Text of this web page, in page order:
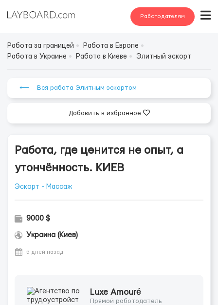
Работодателям
Работа за границей
Работа в Европе
Работа в Украине
Работа в Киеве Элитный эскорт
⟵ Вся работа Элитным эскортом
Добавить в избранное
Работа, где ценится не опыт, а
утончённость. КИЕВ
Эскорт - Массаж
9000 $
Украина (Киев)
5 дней назад
Luxe Amouré
Прямой работодатель